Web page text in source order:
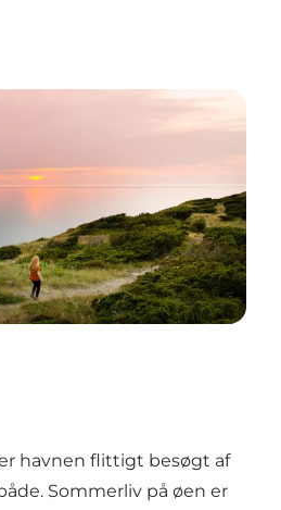
havnen flittigt besøgt af
Sommerliv på øen er